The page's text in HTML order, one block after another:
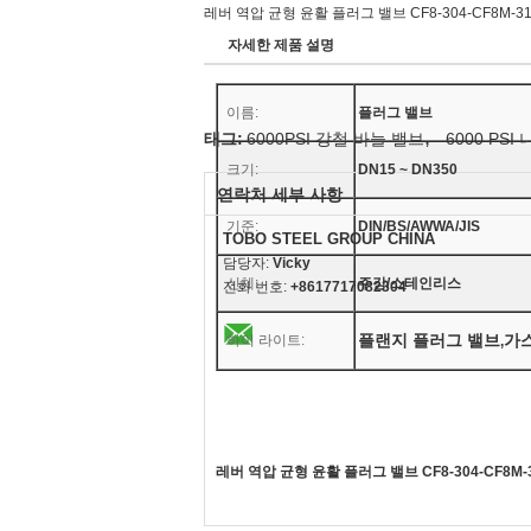
레버 역압 균형 윤활 플러그 밸브 CF8-304-CF8M-
자세한 제품 설명
이름: 플러그 밸브
크기: DN15 ~ DN350
기준: DIN/BS/AWWA/JIS
신체: 주강/스테인리스
하이 라이트: 플랜지 플러그 밸브,가
레버 역압 균형 윤활 플러그 밸브 CF8-304-
태그:6000PSI 강철 바늘 밸브, 6000 PSI
연락처 세부 사항
TOBO STEEL GROUP CHINA
담당자: Vicky
전화 번호: +8617717082304